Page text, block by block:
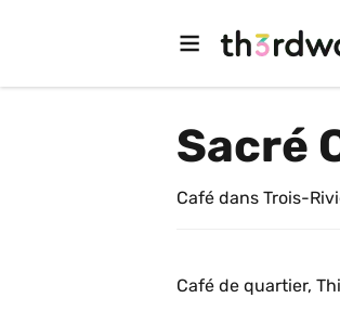
Sacré
Café dans Trois-
Café de quartier,